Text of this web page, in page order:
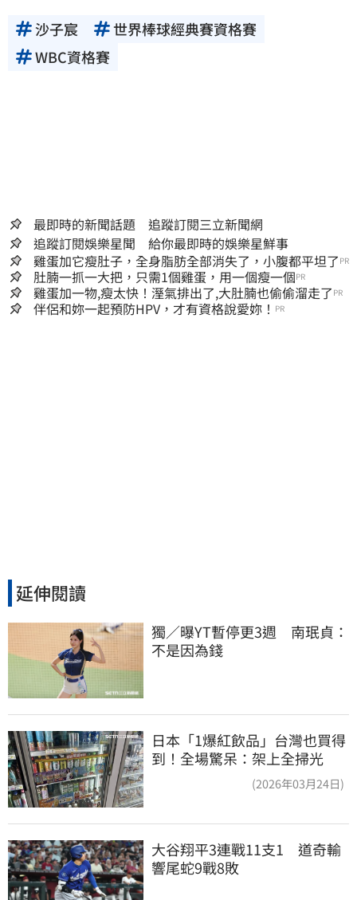
沙子宸
世界棒球經典賽資格賽
WBC資格賽
最即時的新聞話題 追蹤訂閱三立新聞網
追蹤訂閱娛樂星聞 給你最即時的娛樂星鮮事
雞蛋加它瘦肚子，全身脂肪全部消失了，小腹都平坦了 PR
肚腩一抓一大把，只需1個雞蛋，用一個瘦一個PR
雞蛋加一物,瘦太快！溼氣排出了,大肚腩也偷偷溜走了 PR
伴侶和妳一起預防HPV，才有資格說愛妳！ PR
延伸閱讀
獨／曝YT暫停更3週　南珉貞：
不是因為錢
日本「1爆紅飲品」台灣也買得
到！全場驚呆：架上全掃光
(2026年03月24日)
大谷翔平3連戰11支1　道奇輸
響尾蛇9戰8敗